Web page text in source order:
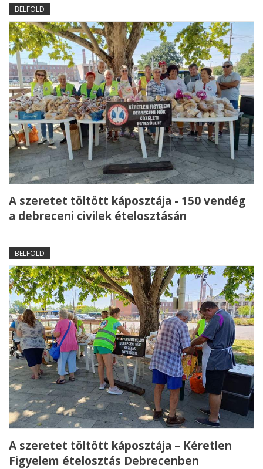
BELFÖLD
A szeretet töltött káposztája - 150 vendég
a debreceni civilek ételosztásán
BELFÖLD
A szeretet töltött káposztája – Kéretlen
Figyelem ételosztás Debrecenben